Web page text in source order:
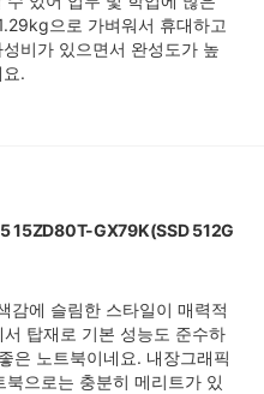
으로 가벼워서 휴대하고
비가 있으면서 완성도가 높
.
15ZD80T-GX79K(SSD 512G
감에 슬림한 스타일이 매력적
탑재로 기본 성능도 준수하
은 노트북이네요. 내장그래픽
으로는 충분히 메리트가 있